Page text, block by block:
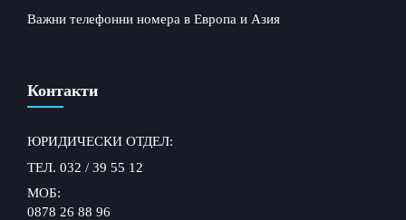
Важни телефонни номера в Европа и Азия
Контакти
ЮРИДИЧЕСКИ ОТДЕЛ:
ТЕЛ. 032 / 39 55 12
МОБ:
0878 26 88 96